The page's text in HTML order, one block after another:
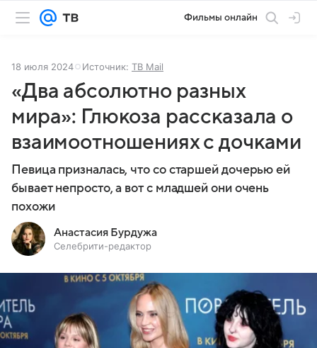
Фильмы онлайн
18 июля 2024 Источник: ТВ Mail
«Два абсолютно разных
мира»: Глюкоза рассказала о
взаимоотношениях с дочками
Певица призналась, что со старшей дочерью ей
бывает непросто, а вот с младшей они очень
похожи
Анастасия Бурдужа
Селебрити-редактор